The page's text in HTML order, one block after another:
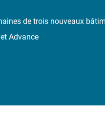
de trois nouveaux
Advance